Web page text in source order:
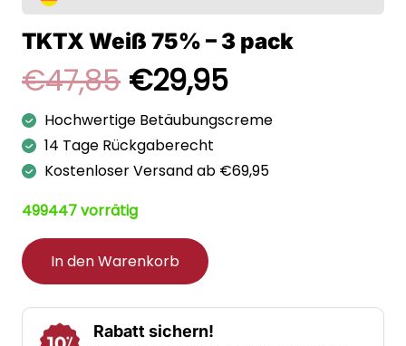
TKTX Weiß 75% – 3 pack
€47,85 Ursprünglicher
Preis
war:
€47,85
€29,95Aktueller
ist:
€29,95.
Hochwertige Betäubungscreme
14 Tage Rückgaberecht
Kostenloser Versand ab €69,95
499447 vorrätig
In den Warenkorb
Rabatt sichern!